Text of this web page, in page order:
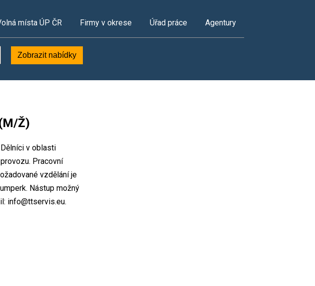
místa ÚP ČR Firmy v okrese Úřad práce Agentury
Zobrazit nabídky
Ž)
v oblasti
Pracovní
vzdělání je
Nástup možný
info@ttservis.eu.